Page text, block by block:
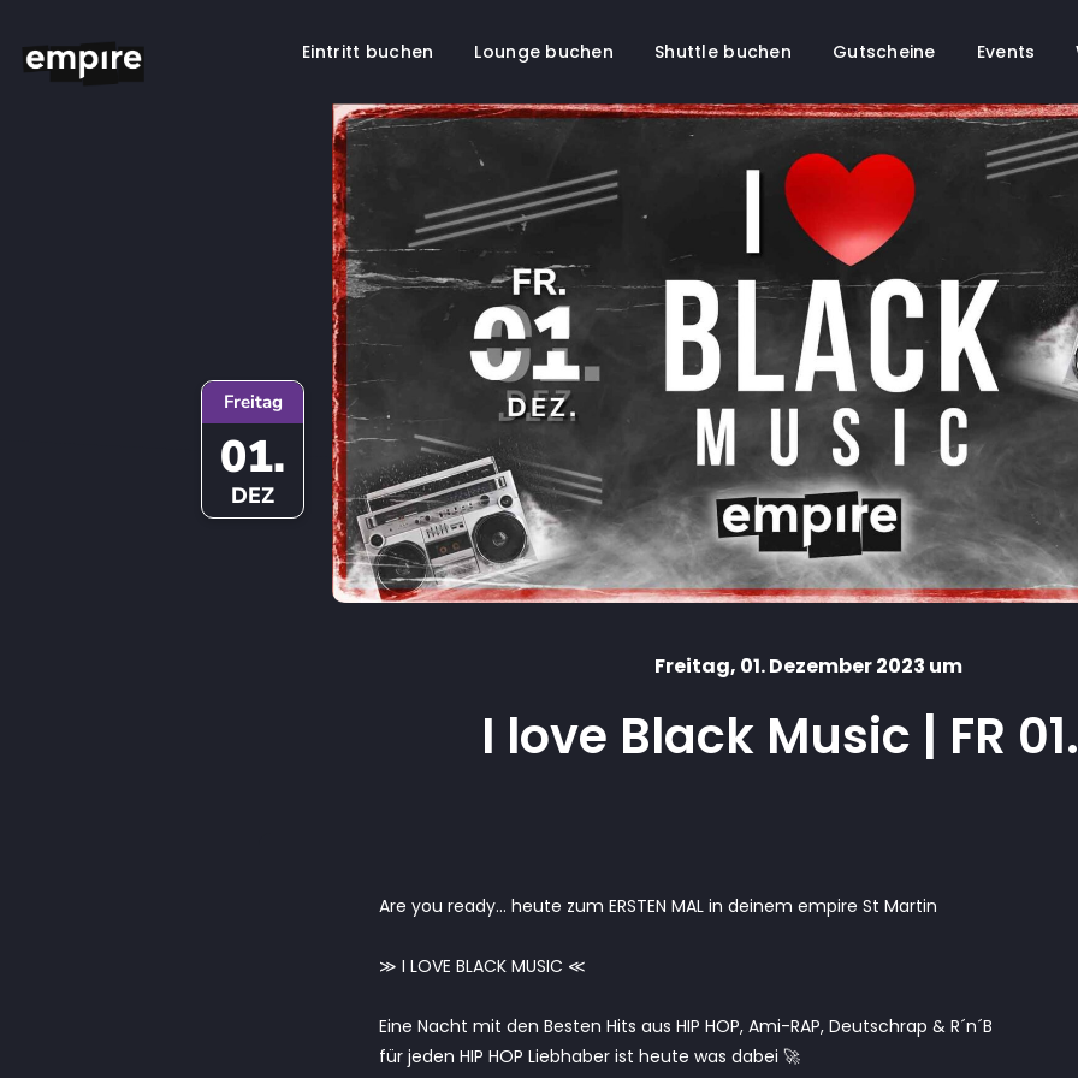
Eintritt buchen Lounge buchen Shuttle buchen Gutscheine Events
Freitag
01.
DEZ
Freitag, 01. Dezember 2023 um
I love Black Music | FR
Are you ready… heute zum ERSTEN MAL in deinem empire St Martin
≫ I LOVE BLACK MUSIC ≪
Eine Nacht mit den Besten Hits aus HIP HOP, Ami-RAP, Deutschrap & R´n´B
für jeden HIP HOP Liebhaber ist heute was dabei 🚀